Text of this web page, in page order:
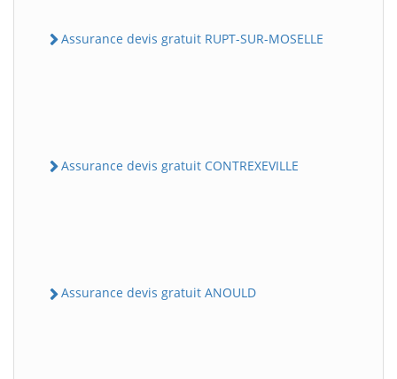
Assurance devis gratuit RUPT-SUR-MOSELLE
Assurance devis gratuit CONTREXEVILLE
Assurance devis gratuit ANOULD